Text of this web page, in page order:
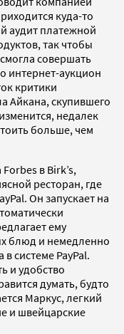
куда-то
аудит платежной
так чтобы
совершать
интернет-аукцион
критики
Айкана, скупившего
недалек
больше, чем
в Birk’s,
ресторан, где
Он запускает на
ему
блюд и немедленно
в системе PayPal.
и удобство
думать, будто
Маркус, легкий
и швейцарские